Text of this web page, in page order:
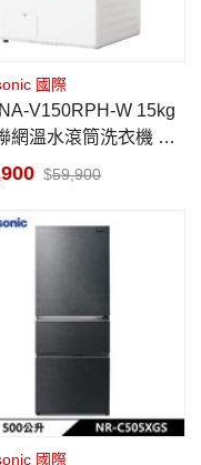
國際
網溫水滾筒洗衣機 冰
級省水標章
59,900
國際